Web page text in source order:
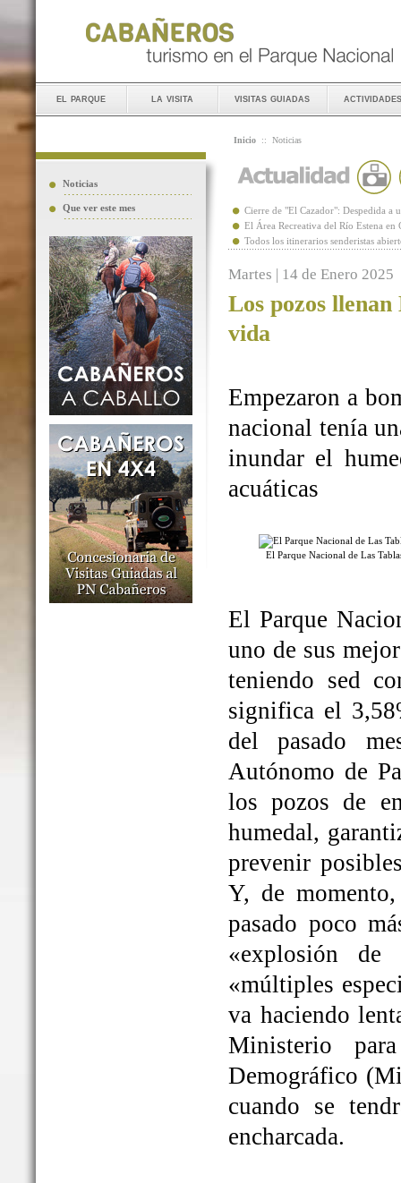
el parque la visita visitas guiadas actividades
Noticias
Que ver este mes
Inicio :: Noticias
Cierre de "El Cazador": Despedida a
El Área Recreativa del Río Estena
Todos los itinerarios senderistas
Martes | 14 de Enero 2025
Los pozos
vida
Empezaron a
nacional tenía
inundar el
acuáticas
El Parque Nacional de Las
El Parque
uno de sus
teniendo sed
significa el
del pasado
Autónomo de
los pozos de
humedal,
prevenir
Y, de
pasado poco
«explosión
«múltiples
va haciendo
Ministerio
Demográfico
cuando se
encharcada.